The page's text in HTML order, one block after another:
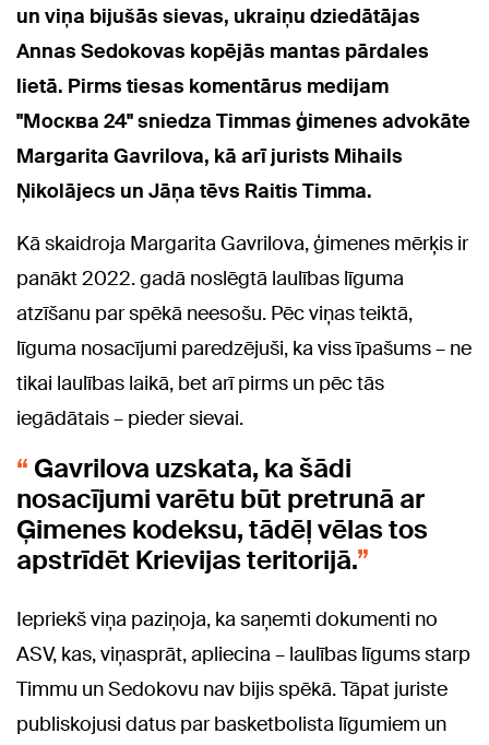
un viņa bijušās sievas, ukraiņu dziedātājas
Annas Sedokovas kopējās mantas pārdales
lietā. Pirms tiesas komentārus medijam
"Москва 24" sniedza Timmas ģimenes advokāte
Margarita Gavrilova, kā arī jurists Mihails
Ņikolājecs un Jāņa tēvs Raitis Timma.
Kā skaidroja Margarita Gavrilova, ģimenes mērķis ir
panākt 2022. gadā noslēgtā laulības līguma
atzīšanu par spēkā neesošu. Pēc viņas teiktā,
līguma nosacījumi paredzējuši, ka viss īpašums – ne
tikai laulības laikā, bet arī pirms un pēc tās
iegādātais – pieder sievai.
Gavrilova uzskata, ka šādi
nosacījumi varētu būt pretrunā ar
Ģimenes kodeksu, tādēļ vēlas tos
apstrīdēt Krievijas teritorijā.
Iepriekš viņa paziņoja, ka saņemti dokumenti no
ASV, kas, viņasprāt, apliecina – laulības līgums starp
Timmu un Sedokovu nav bijis spēkā. Tāpat juriste
publiskojusi datus par basketbolista līgumiem un